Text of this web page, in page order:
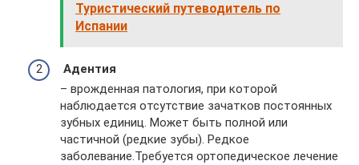
Туристический путеводитель по
Испании
Адентия
– врожденная патология, при которой
наблюдается отсутствие зачатков постоянных
зубных единиц. Может быть полной или
частичной (редкие зубы). Редкое
заболевание.Требуется ортопедическое лечение